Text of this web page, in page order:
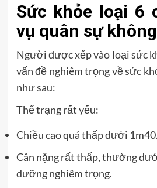
Sức khỏe loại 6
vụ quân sự
Người được xếp vào loại sức
vấn đề nghiêm trọng về sức
như sau:
Thể trạng rất yếu:
Chiều cao quá thấp dưới 1m40.
Cân nặng rất thấp, thường
dưỡng nghiêm trọng.